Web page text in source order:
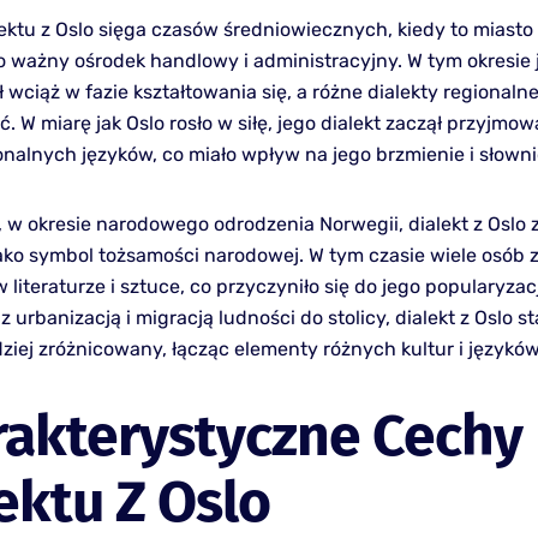
z Oslo sięga czasów średniowiecznych, kiedy to miasto
ważny ośrodek handlowy i administracyjny. W tym okresie
wciąż w fazie kształtowania się, a różne dialekty
W miarę jak Oslo rosło w siłę, jego dialekt zaczął
języków, co miało wpływ na jego brzmienie i
w okresie narodowego odrodzenia Norwegii, dialekt z Oslo
symbol tożsamości narodowej. W tym czasie wiele osób
literaturze i sztuce, co przyczyniło się do jego
urbanizacją i migracją ludności do stolicy, dialekt z Oslo
zróżnicowany, łącząc elementy różnych kultur i
Cechy
Z Oslo